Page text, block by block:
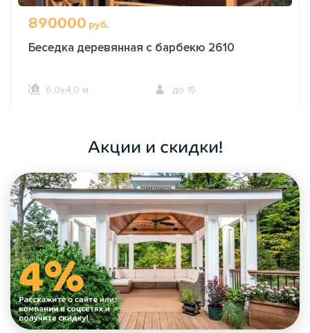
890000 руб.
Беседка деревянная с барбекю 2610
6,0х4,0 м. до 15
Акции и скидки!